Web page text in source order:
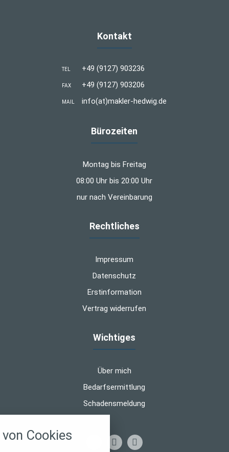
Kontakt
TEL +49 (9127) 903236
FAX +49 (9127) 903206
MAIL info(at)makler-hedwig.de
Bürozeiten
Montag bis Freitag
08:00 Uhr bis 20:00 Uhr
nur nach Vereinbarung
Rechtliches
Impressum
Datenschutz
Erstinformation
Vertrag widerrufen
Wichtiges
Über mich
Bedarfsermittlung
Schadensmeldung
Cookies
alle verwendeten Cookies und